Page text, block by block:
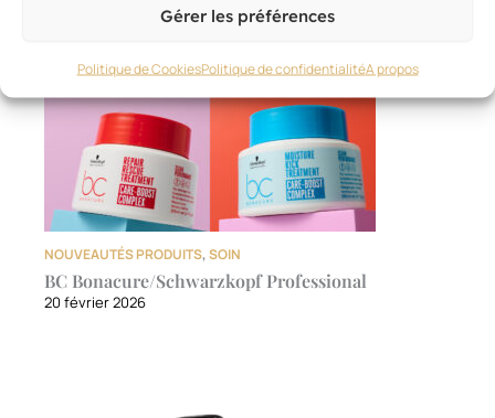
Gérer les préférences
Politique de CookiesPolitique de confidentialitéA propos
NOUVEAUTÉS PRODUITS,SOIN
BC Bonacure/Schwarzkopf Professional
20 février 2026